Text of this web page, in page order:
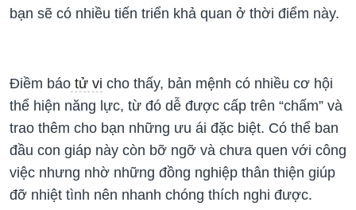
bạn sẽ có nhiều tiến triển khả quan ở thời điểm này.
Điềm báo tử vi cho thấy, bản mệnh có nhiều cơ hội
thể hiện năng lực, từ đó dễ được cấp trên “chấm” và
trao thêm cho bạn những ưu ái đặc biệt. Có thể ban
đầu con giáp này còn bỡ ngỡ và chưa quen với công
việc nhưng nhờ những đồng nghiệp thân thiện giúp
đỡ nhiệt tình nên nhanh chóng thích nghi được.